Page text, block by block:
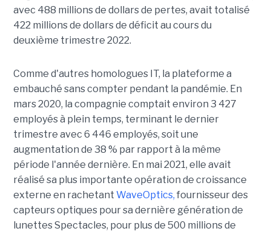
avec 488 millions de dollars de pertes, avait totalisé
422 millions de dollars de déficit au cours du
deuxième trimestre 2022.
Comme d'autres homologues IT, la plateforme a
embauché sans compter pendant la pandémie. En
mars 2020, la compagnie comptait environ 3 427
employés à plein temps, terminant le dernier
trimestre avec 6 446 employés, soit une
augmentation de 38 % par rapport à la même
période l'année dernière. En mai 2021, elle avait
réalisé sa plus importante opération de croissance
externe en rachetant WaveOptics, fournisseur des
capteurs optiques pour sa dernière génération de
lunettes Spectacles, pour plus de 500 millions de